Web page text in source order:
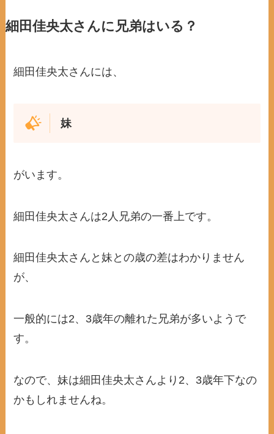
細田佳央太さんに兄弟はいる？
細田佳央太さんには、
妹
がいます。
細田佳央太さんは2人兄弟の一番上です。
細田佳央太さんと妹との歳の差はわかりません
が、
一般的には2、3歳年の離れた兄弟が多いようで
す。
なので、妹は細田佳央太さんより2、3歳年下なの
かもしれませんね。